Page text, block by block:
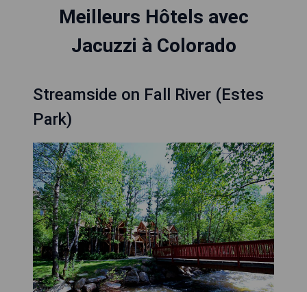
Meilleurs Hôtels avec
Jacuzzi à Colorado
Streamside on Fall River (Estes
Park)